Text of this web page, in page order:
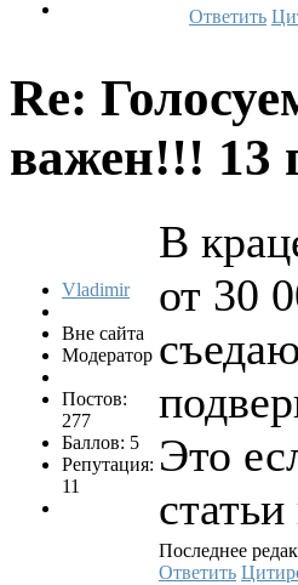
Ответить
Re:
важен!!! 13
Vladimir
Вне сайта
Модератор
Постов:
277
Баллов: 5
Репутация:
11
В
от 30
Это
Последнее
Ответить